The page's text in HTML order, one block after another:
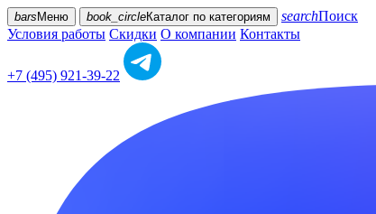
bars Меню book_circleКаталог по категориям searchПоиск
Условия работы Скидки О компании Контакты
+7 (495) 921-39-22